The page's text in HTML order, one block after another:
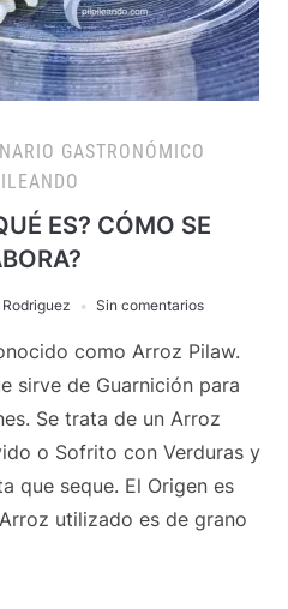
GASTRONÓMICO
ES? CÓMO SE
Sin comentarios
como Arroz Pilaw.
sirve de Guarnición para
Se trata de un Arroz
o Sofrito con Verduras y
que seque. El Origen es
utilizado es de grano